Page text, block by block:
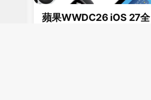
蘋果WWDC26 iOS 27全